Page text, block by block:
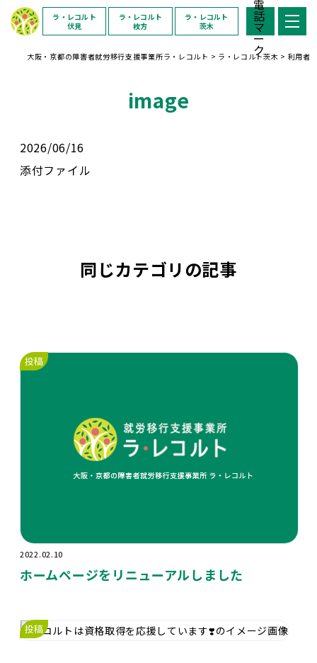
ラ・レコルト
伏見
ラ・レコルト
枚方
ラ・レコルト
茨木
大阪・京都の障害者就労移行支援事業所ラ・レコルト > ラ・レコルト茨木 > 利用者
image
2026/06/16
添付ファイル
同じカテゴリの記事
投稿
2022.02.10
ホームページをリニューアルしました
投稿